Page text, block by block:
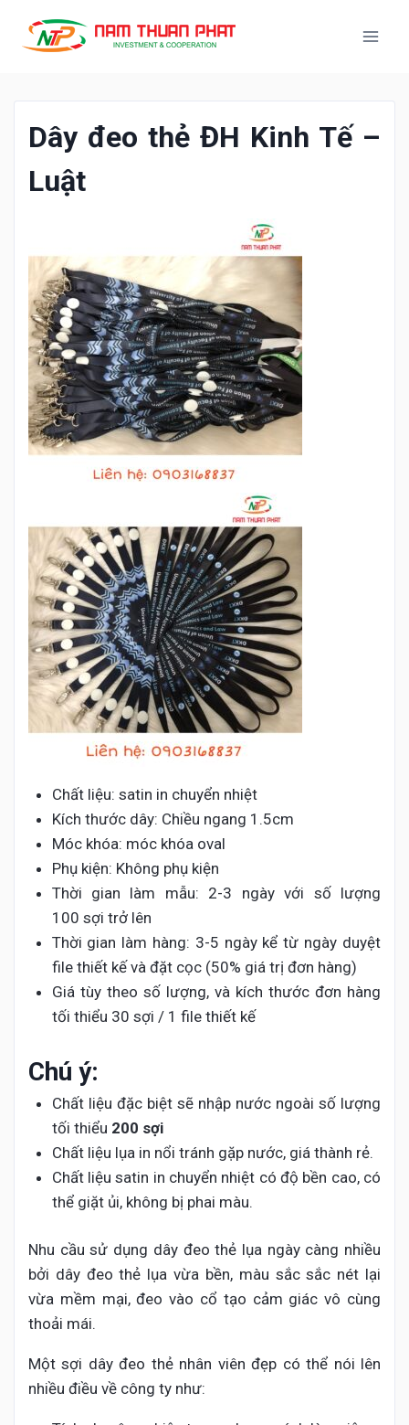
Dây đeo thẻ ĐH Kinh Tế –
Luật
Chất liệu: satin in chuyển nhiệt
Kích thước dây: Chiều ngang 1.5cm
Móc khóa: móc khóa oval
Phụ kiện: Không phụ kiện
Thời gian làm mẫu: 2-3 ngày với số lượng
100 sợi trở lên
Thời gian làm hàng: 3-5 ngày kể từ ngày duyệt
file thiết kế và đặt cọc (50% giá trị đơn hàng)
Giá tùy theo số lượng, và kích thước đơn hàng
tối thiểu 30 sợi / 1 file thiết kế
Chú ý:
Chất liệu đặc biệt sẽ nhập nước ngoài số lượng
tối thiểu 200 sợi
Chất liệu lụa in nổi tránh gặp nước, giá thành rẻ.
Chất liệu satin in chuyển nhiệt có độ bền cao, có
thể giặt ủi, không bị phai màu.
Nhu cầu sử dụng dây đeo thẻ lụa ngày càng nhiều
bởi dây đeo thẻ lụa vừa bền, màu sắc sắc nét lại
vừa mềm mại, đeo vào cổ tạo cảm giác vô cùng
thoải mái.
Một sợi dây đeo thẻ nhân viên đẹp có thể nói lên
nhiều điều về công ty như: